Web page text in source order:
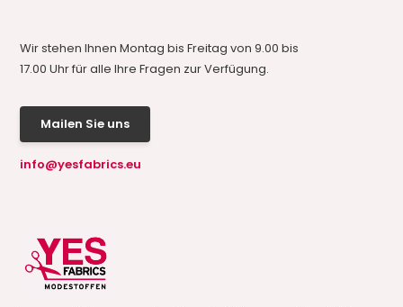
Wir stehen Ihnen Montag bis Freitag von 9.00 bis
17.00 Uhr für alle Ihre Fragen zur Verfügung.
Mailen Sie uns
info@yesfabrics.eu